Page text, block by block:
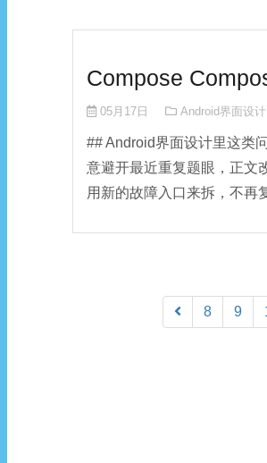
Compose
05月17日 Android界面设计
## Android界面设计里这类
意避开最近重复题眼，正文
用新的故障入口来拆，不再
8 9